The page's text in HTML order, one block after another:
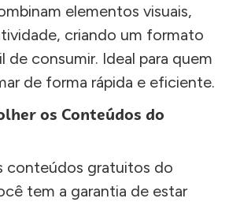
elementos visuais,
criando um formato
de consumir. Ideal para quem
de forma rápida e eficiente.
os Conteúdos do
conteúdos gratuitos do
tem a garantia de estar